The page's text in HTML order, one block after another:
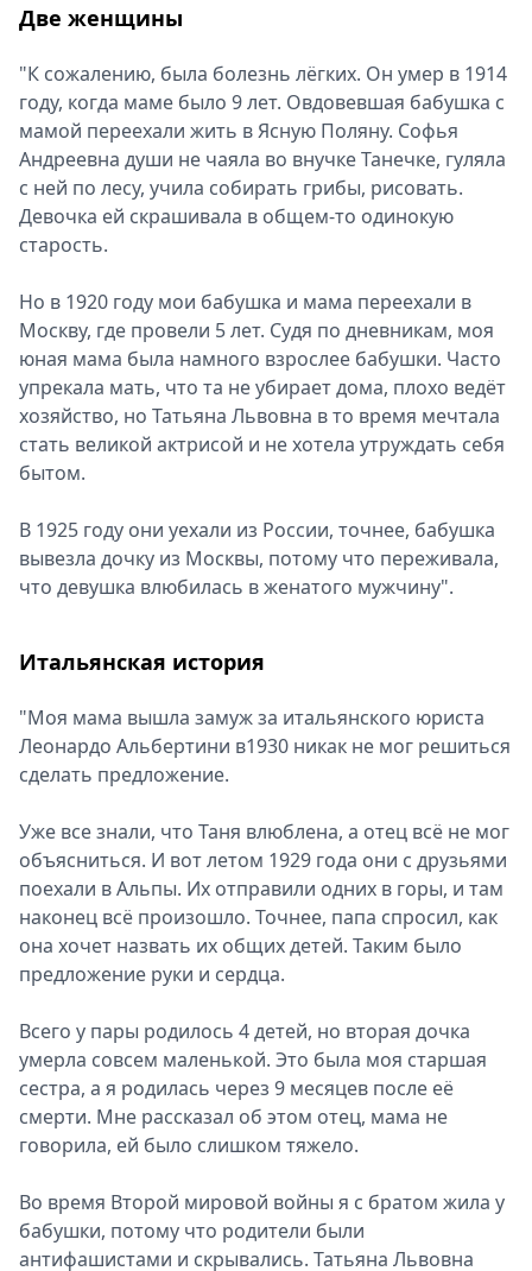
Две женщины
"К сожалению, была болезнь лёгких. Он умер в 1914
году, когда маме было 9 лет. Овдовевшая бабушка с
мамой переехали жить в Ясную Поляну. Софья
Андреевна души не чаяла во внучке Танечке, гуляла
с ней по лесу, учила собирать грибы, рисовать.
Девочка ей скрашивала в общем-то одинокую
старость.
Но в 1920 году мои бабушка и мама переехали в
Москву, где провели 5 лет. Судя по дневникам, моя
юная мама была намного взрослее бабушки. Часто
упрекала мать, что та не убирает дома, плохо ведёт
хозяйство, но Татьяна Львовна в то время мечтала
стать великой актрисой и не хотела утруждать себя
бытом.
В 1925 году они уехали из России, точнее, бабушка
вывезла дочку из Москвы, потому что переживала,
что девушка влюбилась в женатого мужчину".
Итальянская история
"Моя мама вышла замуж за итальянского юриста
Леонардо Альбертини в1930 никак не мог решиться
сделать предложение.
Уже все знали, что Таня влюблена, а отец всё не мог
объясниться. И вот летом 1929 года они с друзьями
поехали в Альпы. Их отправили одних в горы, и там
наконец всё произошло. Точнее, папа спросил, как
она хочет назвать их общих детей. Таким было
предложение руки и сердца.
Всего у пары родилось 4 детей, но вторая дочка
умерла совсем маленькой. Это была моя старшая
сестра, а я родилась через 9 месяцев после её
смерти. Мне рассказал об этом отец, мама не
говорила, ей было слишком тяжело.
Во время Второй мировой войны я с братом жила у
бабушки, потому что родители были
антифашистами и скрывались. Татьяна Львовна